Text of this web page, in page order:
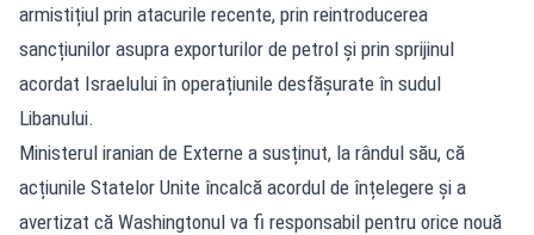
armistițiul prin atacurile recente, prin reintroducerea
sancțiunilor asupra exporturilor de petrol și prin sprijinul
acordat Israelului în operațiunile desfășurate în sudul
Libanului.
Ministerul iranian de Externe a susținut, la rândul său, că
acțiunile Statelor Unite încalcă acordul de înțelegere și a
avertizat că Washingtonul va fi responsabil pentru orice nouă